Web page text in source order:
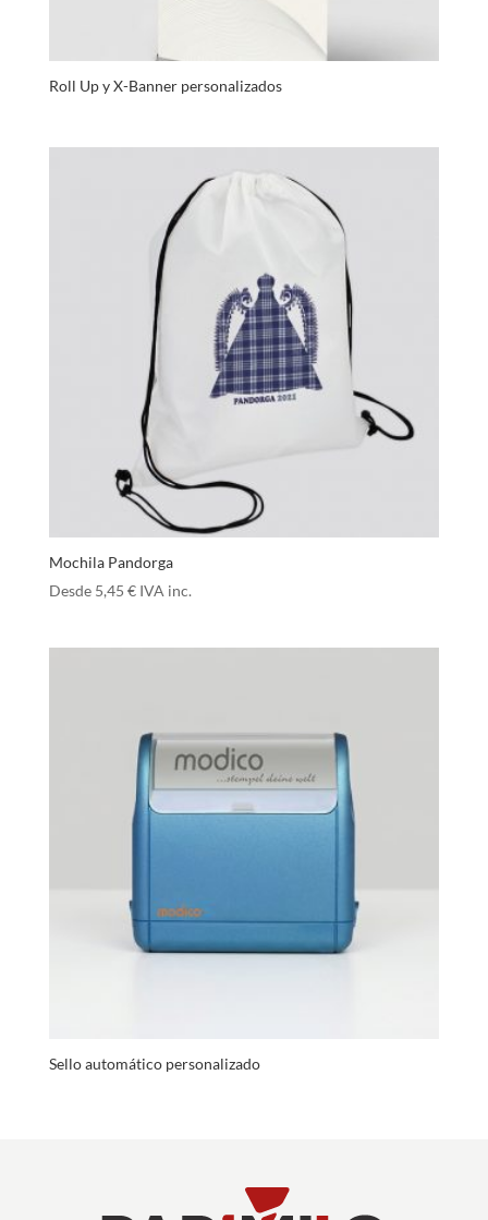
Roll Up y X-Banner personalizados
Mochila Pandorga
Desde 5,45 € IVA inc.
Sello automático personalizado